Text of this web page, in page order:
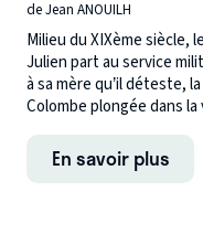
de Jean ANOUILH
Milieu du XIXème siècle,
Julien part au service
à sa mère qu’il déteste,
Colombe plongée dans
En savoir plus